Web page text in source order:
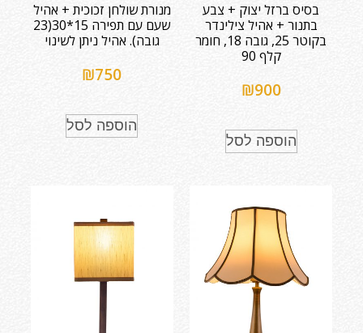
בסיס ברזל יצוק + צבע
בתנור + אהיל צילינדר
בקוטר 25, גובה 18, חומר
קלף 90
₪900
הוספה לסל
מנורת שולחן זכוכית + אהיל
שעם עם תפירה 15*30(23
גובה). אהיל ניתן לשינוי
₪750
הוספה לסל